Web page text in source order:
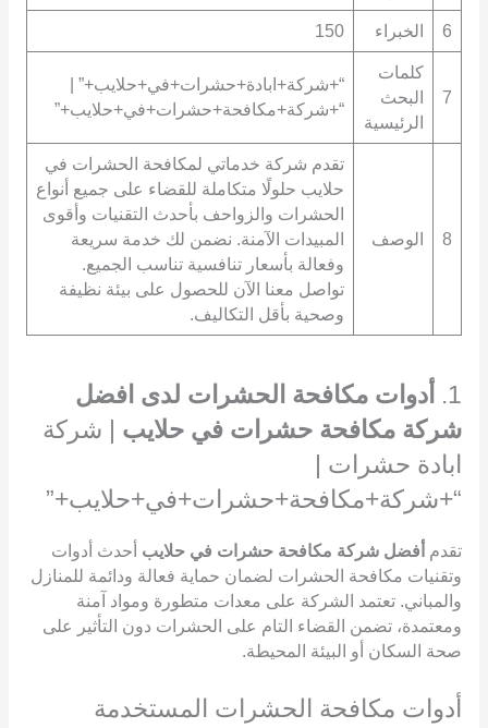
6 الخبراء 150
7
كلمات
البحث
الرئيسية
“+شركة+ابادة+حشرات+في+حلايب+” |
“+شركة+مكافحة+حشرات+في+حلايب+”
8 الوصف
تقدم شركة خدماتي لمكافحة الحشرات في
حلايب حلولًا متكاملة للقضاء على جميع أنواع
الحشرات والزواحف بأحدث التقنيات وأقوى
المبيدات الآمنة. نضمن لك خدمة سريعة
وفعالة بأسعار تنافسية تناسب الجميع.
تواصل معنا الآن للحصول على بيئة نظيفة
وصحية بأقل التكاليف.
1.
أدوات مكافحة الحشرات لدى افضل
شركة مكافحة حشرات في حلايب | شركة
ابادة حشرات |
“+شركة+مكافحة+حشرات+في+حلايب+”
تقدم أفضل شركة مكافحة حشرات في حلايب أحدث أدوات
وتقنيات مكافحة الحشرات لضمان حماية فعالة ودائمة للمنازل
والمباني. تعتمد الشركة على معدات متطورة ومواد آمنة
ومعتمدة، تضمن القضاء التام على الحشرات دون التأثير على
صحة السكان أو البيئة المحيطة.
أدوات مكافحة الحشرات المستخدمة